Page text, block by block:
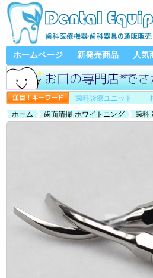
ホームページ 新発売商品 人気
歯科診療ユニット
ホーム
歯面清掃·ホワイトニング 歯科